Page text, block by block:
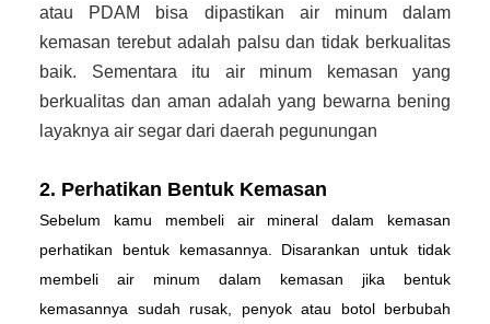
atau PDAM bisa dipastikan air minum dalam
kemasan terebut adalah palsu dan tidak berkualitas
baik. Sementara itu air minum kemasan yang
berkualitas dan aman adalah yang bewarna bening
layaknya air segar dari daerah pegunungan
2. Perhatikan Bentuk Kemasan
Sebelum kamu membeli air mineral dalam kemasan
perhatikan bentuk kemasannya. Disarankan untuk tidak
membeli air minum dalam kemasan jika bentuk
kemasannya sudah rusak, penyok atau botol berbubah